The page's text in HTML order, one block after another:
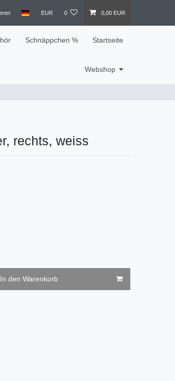
EUR 0 0,00 EUR
Schnäppchen % Startseite
Webshop
rechts, weiss
In den Warenkorb